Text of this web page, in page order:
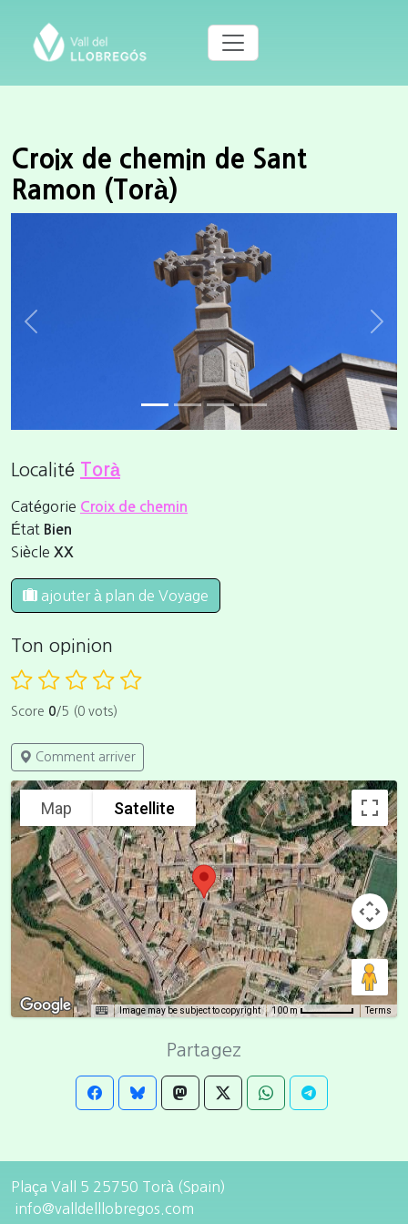
Croix de chemin de Sant
Ramon (Torà)
Previous Next
Localité Torà
Catégorie Croix de chemin
État Bien
Siècle XX
ajouter à plan de Voyage
Ton opinion
Score 0/5 (0 vots)
Comment arriver
Map Satellite
Image may be subject to copyright 100 m Terms
Partagez
Plaça Vall 5 25750 Torà (Spain)
info@valldelllobregos.com